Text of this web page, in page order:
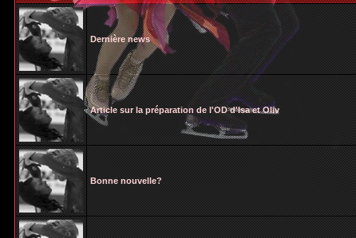
Dernière news
Article sur la préparation de l'OD d'Isa et Oliv
Bonne nouvelle?